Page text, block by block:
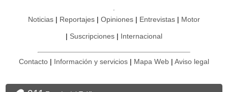
Noticias Reportajes Opiniones Entrevistas Motor
Suscripciones Internacional
Contacto Información y servicios Mapa Web Aviso legal